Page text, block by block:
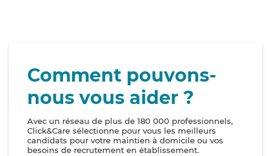
Comment pouvons-
nous vous aider ?
Avec un réseau de plus de 180 000 professionnels,
Click&Care sélectionne pour vous les meilleurs
candidats pour votre maintien à domicile ou vos
besoins de recrutement en établissement.